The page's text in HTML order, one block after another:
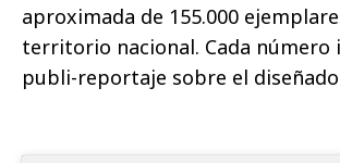
aproximada de 155.000
territorio nacional. Cada número
publi-reportaje sobre el